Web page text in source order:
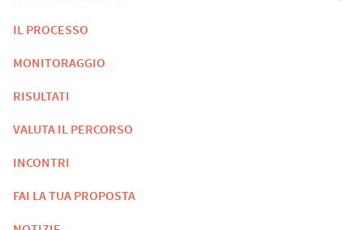
IL PROCESSO
MONITORAGGIO
RISULTATI
VALUTA IL PERCORSO
INCONTRI
FAI LA TUA PROPOSTA